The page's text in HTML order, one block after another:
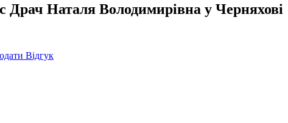
Драч Наталя Володимирівна у Черняхові
Відгук